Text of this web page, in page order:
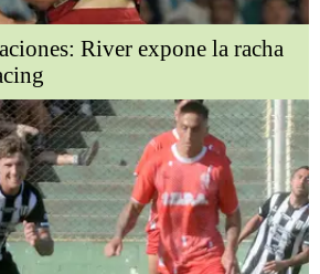
River expone la racha